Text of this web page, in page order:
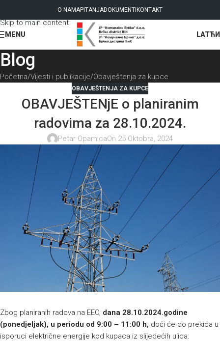
Skip to navigation
Skip to main content
O NAMAPITANJADOKUMENTI KONTAKT
MENU LAT
Blog
Početna Vijesti i publikacije Obavještenja za kupce
OBAVJEŠTENJA ZA KUPCE
OBAVJEŠTENjE o planiranim
radovima za 28.10.2024.
Petar OparnicaOn 25 Oktobra, 2024
Zbog planiranih radova na EEO, dana 28.10.2024.godine
(ponedjeljak), u periodu od 9:00 – 11:00 h, doći će do prekida u
isporuci električne energije kod kupaca iz slijedećih ulica: